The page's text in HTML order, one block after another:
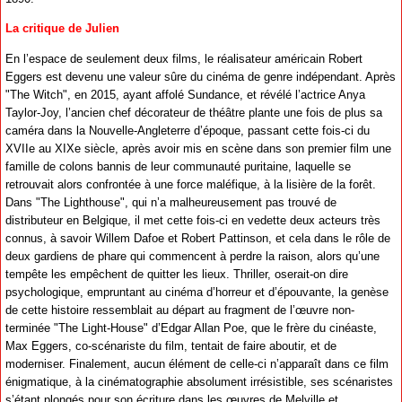
La critique de Julien
En l’espace de seulement deux films, le réalisateur américain Robert
Eggers est devenu une valeur sûre du cinéma de genre indépendant. Après
"The Witch", en 2015, ayant affolé Sundance, et révélé l’actrice Anya
Taylor-Joy, l’ancien chef décorateur de théâtre plante une fois de plus sa
caméra dans la Nouvelle-Angleterre d’époque, passant cette fois-ci du
XVIIe au XIXe siècle, après avoir mis en scène dans son premier film une
famille de colons bannis de leur communauté puritaine, laquelle se
retrouvait alors confrontée à une force maléfique, à la lisière de la forêt.
Dans "The Lighthouse", qui n’a malheureusement pas trouvé de
distributeur en Belgique, il met cette fois-ci en vedette deux acteurs très
connus, à savoir Willem Dafoe et Robert Pattinson, et cela dans le rôle de
deux gardiens de phare qui commencent à perdre la raison, alors qu’une
tempête les empêchent de quitter les lieux. Thriller, oserait-on dire
psychologique, empruntant au cinéma d’horreur et d’épouvante, la genèse
de cette histoire ressemblait au départ au fragment de l’œuvre non-
terminée "The Light-House" d’Edgar Allan Poe, que le frère du cinéaste,
Max Eggers, co-scénariste du film, tentait de faire aboutir, et de
moderniser. Finalement, aucun élément de celle-ci n’apparaît dans ce film
énigmatique, à la cinématographie absolument irrésistible, ses scénaristes